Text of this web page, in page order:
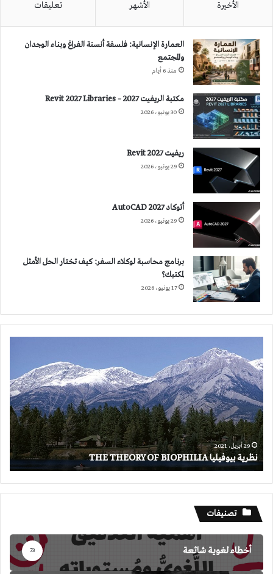
الأخيرة الأشهر تعليقات
العمارة الإنسانية: فلسفة أنسنة الفراغ وبناء الوجدان
والمجتمع
منذ 6 أيام
مكتبة الريفيت 2027 – Revit 2027 Libraries
30 يونيو، 2026
ريفيت 2027 Revit
29 يونيو، 2026
أتوكاد 2027 AutoCAD
29 يونيو، 2026
برنامج محاسبة لوكلاء السفر: كيف تختار الحل الأمثل
لمكتبك؟
17 يونيو، 2026
بيوفيليا
THE
THEORY
OF
BIOPHILIA
29 أبريل، 2021
نظرية بيوفيليا THE THEORY OF BIOPHILIA
تصنيفات
أخطاء لغوية شائعة 73